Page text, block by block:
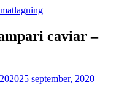
caviar –
25 september, 2020